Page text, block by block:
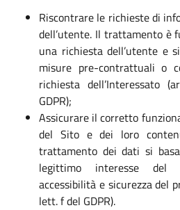
Riscontrare le richieste di
dell’utente. Il trattamento è
una richiesta dell’utente e
misure pre-contrattuali o
richiesta dell’Interessato
GDPR);
Assicurare il corretto
del Sito e dei loro
trattamento dei dati si
legittimo interesse del
accessibilità e sicurezza del
lett. f del GDPR).